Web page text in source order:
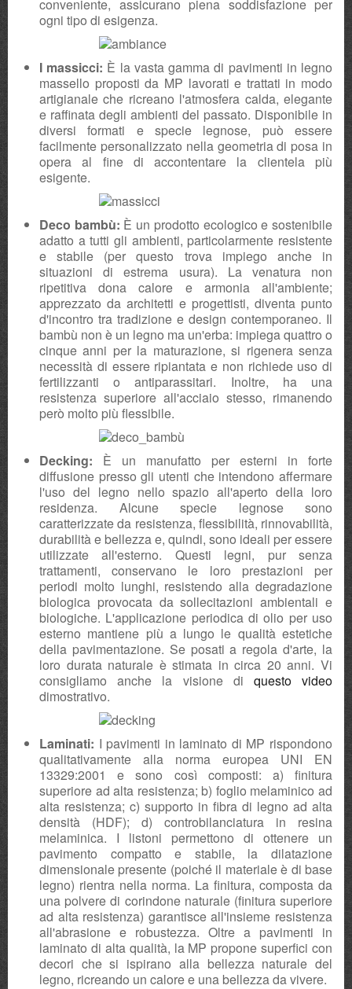
conveniente, assicurano piena soddisfazione per
ogni tipo di esigenza.
I massicci: È la vasta gamma di pavimenti in legno
massello proposti da MP lavorati e trattati in modo
artigianale che ricreano l'atmosfera calda, elegante
e raffinata degli ambienti del passato. Disponibile in
diversi formati e specie legnose, può essere
facilmente personalizzato nella geometria di posa in
opera al fine di accontentare la clientela più
esigente.
Deco bambù: È un prodotto ecologico e sostenibile
adatto a tutti gli ambienti, particolarmente resistente
e stabile (per questo trova impiego anche in
situazioni di estrema usura). La venatura non
ripetitiva dona calore e armonia all'ambiente;
apprezzato da architetti e progettisti, diventa punto
d'incontro tra tradizione e design contemporaneo. Il
bambù non è un legno ma un'erba: impiega quattro o
cinque anni per la maturazione, si rigenera senza
necessità di essere ripiantata e non richiede uso di
fertilizzanti o antiparassitari. Inoltre, ha una
resistenza superiore all'acciaio stesso, rimanendo
però molto più flessibile.
Decking: È un manufatto per esterni in forte
diffusione presso gli utenti che intendono affermare
l'uso del legno nello spazio all'aperto della loro
residenza. Alcune specie legnose sono
caratterizzate da resistenza, flessibilità, rinnovabilità,
durabilità e bellezza e, quindi, sono ideali per essere
utilizzate all'esterno. Questi legni, pur senza
trattamenti, conservano le loro prestazioni per
periodi molto lunghi, resistendo alla degradazione
biologica provocata da sollecitazioni ambientali e
biologiche. L'applicazione periodica di olio per uso
esterno mantiene più a lungo le qualità estetiche
della pavimentazione. Se posati a regola d'arte, la
loro durata naturale è stimata in circa 20 anni. Vi
consigliamo anche la visione di questo video
dimostrativo.
Laminati: I pavimenti in laminato di MP rispondono
qualitativamente alla norma europea UNI EN
13329:2001 e sono così composti: a) finitura
superiore ad alta resistenza; b) foglio melaminico ad
alta resistenza; c) supporto in fibra di legno ad alta
densità (HDF); d) controbilanciatura in resina
melaminica. I listoni permettono di ottenere un
pavimento compatto e stabile, la dilatazione
dimensionale presente (poiché il materiale è di base
legno) rientra nella norma. La finitura, composta da
una polvere di corindone naturale (finitura superiore
ad alta resistenza) garantisce all'insieme resistenza
all'abrasione e robustezza. Oltre a pavimenti in
laminato di alta qualità, la MP propone superfici con
decori che si ispirano alla bellezza naturale del
legno, ricreando un calore e una bellezza da vivere.